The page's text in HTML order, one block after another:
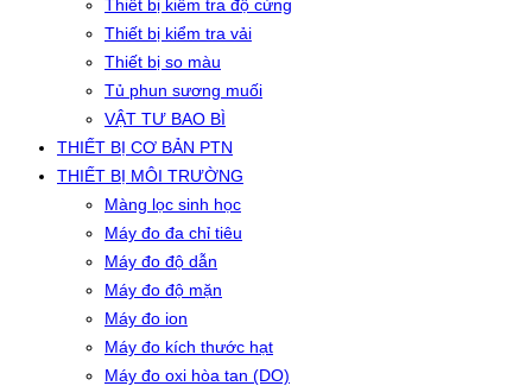
Thiết bị kiểm tra độ cứng
Thiết bị kiểm tra vải
Thiết bị so màu
Tủ phun sương muối
VẬT TƯ BAO BÌ
THIẾT BỊ CƠ BẢN PTN
THIẾT BỊ MÔI TRƯỜNG
Màng lọc sinh học
Máy đo đa chỉ tiêu
Máy đo độ dẫn
Máy đo độ mặn
Máy đo ion
Máy đo kích thước hạt
Máy đo oxi hòa tan (DO)